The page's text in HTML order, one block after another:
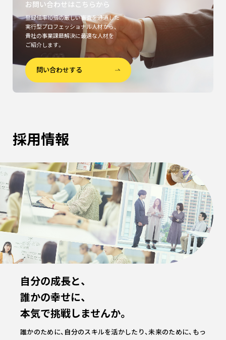
お問い合わせはこちらから
登録倍率10倍の厳しい審査を通過した
実行型プロフェッショナル人材から、
貴社の事業課題解決に最適な人材を
ご紹介します。
問い合わせする
採用情報
自分の成長と、
誰かの幸せに、
本気で挑戦しませんか。
誰かのために、自分のスキルを活かしたり、未来のために、もっ